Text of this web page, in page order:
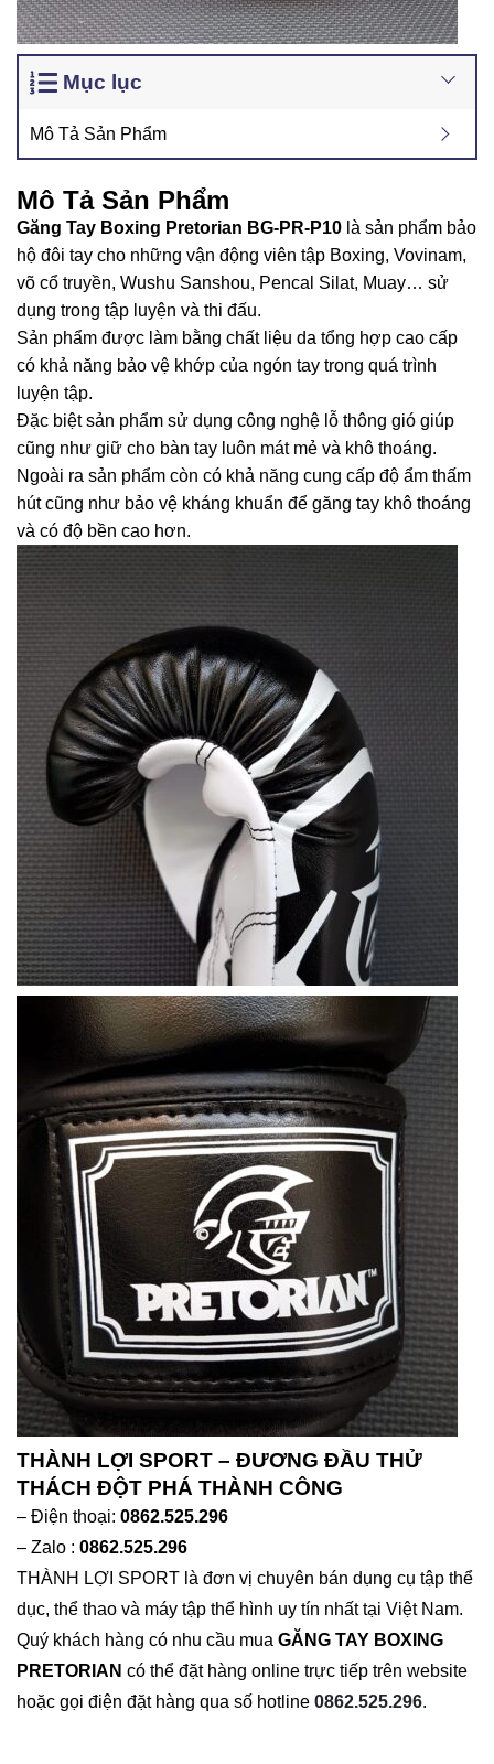
Mục lục
Mô Tả Sản Phẩm
Mô Tả Sản Phẩm
Găng Tay Boxing Pretorian BG-PR-P10 là sản phẩm bảo
hộ đôi tay cho những vận động viên tập Boxing, Vovinam,
võ cổ truyền, Wushu Sanshou, Pencal Silat, Muay… sử
dụng trong tập luyện và thi đấu.
Sản phẩm được làm bằng chất liệu da tổng hợp cao cấp
có khả năng bảo vệ khớp của ngón tay trong quá trình
luyện tập.
Đặc biệt sản phẩm sử dụng công nghệ lỗ thông gió giúp
cũng như giữ cho bàn tay luôn mát mẻ và khô thoáng.
Ngoài ra sản phẩm còn có khả năng cung cấp độ ẩm thấm
hút cũng như bảo vệ kháng khuẩn để găng tay khô thoáng
và có độ bền cao hơn.
THÀNH LỢI SPORT – ĐƯƠNG ĐẦU THỬ
THÁCH ĐỘT PHÁ THÀNH CÔNG
– Điện thoại: 0862.525.296
– Zalo : 0862.525.296
THÀNH LỢI SPORT là đơn vị chuyên bán dụng cụ tập thể
dục, thể thao và máy tập thể hình uy tín nhất tại Việt Nam.
Quý khách hàng có nhu cầu mua GĂNG TAY BOXING
PRETORIAN có thể đặt hàng online trực tiếp trên website
hoặc gọi điện đặt hàng qua số hotline 0862.525.296.